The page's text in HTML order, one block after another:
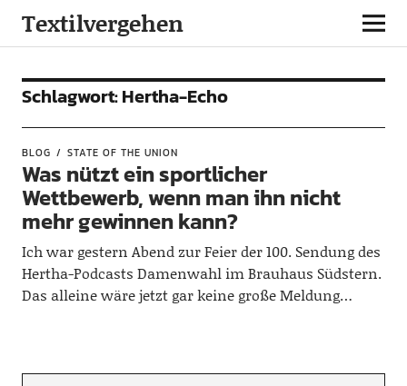
Textilvergehen
Schlagwort:Hertha-Echo
BLOG STATE OF THE UNION
Was nützt ein sportlicher
Wettbewerb, wenn man ihn nicht
mehr gewinnen kann?
Ich war gestern Abend zur Feier der 100. Sendung des
Hertha-Podcasts Damenwahl im Brauhaus Südstern.
Das alleine wäre jetzt gar keine große Meldung…